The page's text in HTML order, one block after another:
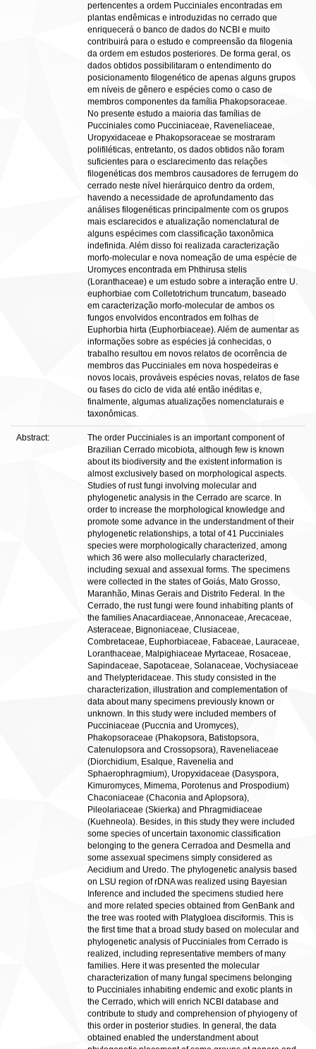
pertencentes a ordem Pucciniales encontradas em
plantas endêmicas e introduzidas no cerrado que
enriquecerá o banco de dados do NCBI e muito
contribuirá para o estudo e compreensão da filogenia
da ordem em estudos posteriores. De forma geral, os
dados obtidos possibilitaram o entendimento do
posicionamento filogenético de apenas alguns grupos
em níveis de gênero e espécies como o caso de
membros componentes da família Phakopsoraceae.
No presente estudo a maioria das famílias de
Pucciniales como Pucciniaceae, Raveneliaceae,
Uropyxidaceae e Phakopsoraceae se mostraram
polifiléticas, entretanto, os dados obtidos não foram
suficientes para o esclarecimento das relações
filogenéticas dos membros causadores de ferrugem do
cerrado neste nível hierárquico dentro da ordem,
havendo a necessidade de aprofundamento das
análises filogenéticas principalmente com os grupos
mais esclarecidos e atualização nomenclatural de
alguns espécimes com classificação taxonômica
indefinida. Além disso foi realizada caracterização
morfo-molecular e nova nomeação de uma espécie de
Uromyces encontrada em Phthirusa stelis
(Loranthaceae) e um estudo sobre a interação entre U.
euphorbiae com Colletotrichum truncatum, baseado
em caracterização morfo-molecular de ambos os
fungos envolvidos encontrados em folhas de
Euphorbia hirta (Euphorbiaceae). Além de aumentar as
informações sobre as espécies já conhecidas, o
trabalho resultou em novos relatos de ocorrência de
membros das Pucciniales em nova hospedeiras e
novos locais, prováveis espécies novas, relatos de fase
ou fases do ciclo de vida até então inéditas e,
finalmente, algumas atualizações nomenclaturais e
taxonômicas.
Abstract:
The order Pucciniales is an important component of
Brazilian Cerrado micobiota, although few is known
about its biodiversity and the existent information is
almost exclusively based on morphological aspects.
Studies of rust fungi involving molecular and
phylogenetic analysis in the Cerrado are scarce. In
order to increase the morphological knowledge and
promote some advance in the understandment of their
phylogenetic relationships, a total of 41 Pucciniales
species were morphologically characterized, among
which 36 were also mollecularly characterized,
including sexual and assexual forms. The specimens
were collected in the states of Goiás, Mato Grosso,
Maranhão, Minas Gerais and Distrito Federal. In the
Cerrado, the rust fungi were found inhabiting plants of
the families Anacardiaceae, Annonaceae, Arecaceae,
Asteraceae, Bignoniaceae, Clusiaceae,
Combretaceae, Euphorbiaceae, Fabaceae, Lauraceae,
Loranthaceae, Malpighiaceae Myrtaceae, Rosaceae,
Sapindaceae, Sapotaceae, Solanaceae, Vochysiaceae
and Thelypteridaceae. This study consisted in the
characterization, illustration and complementation of
data about many specimens previously known or
unknown. In this study were included members of
Pucciniaceae (Puccnia and Uromyces),
Phakopsoraceae (Phakopsora, Batistopsora,
Catenulopsora and Crossopsora), Raveneliaceae
(Diorchidium, Esalque, Ravenelia and
Sphaerophragmium), Uropyxidaceae (Dasyspora,
Kimuromyces, Mimema, Porotenus and Prospodium)
Chaconiaceae (Chaconia and Aplopsora),
Pileolariaceae (Skierka) and Phragmidiaceae
(Kuehneola). Besides, in this study they were included
some species of uncertain taxonomic classification
belonging to the genera Cerradoa and Desmella and
some assexual specimens simply considered as
Aecidium and Uredo. The phylogenetic analysis based
on LSU region of rDNA was realized using Bayesian
Inference and included the specimens studied here
and more related species obtained from GenBank and
the tree was rooted with Platygloea disciformis. This is
the first time that a broad study based on molecular and
phylogenetic analysis of Pucciniales from Cerrado is
realized, including representative members of many
families. Here it was presented the molecular
characterization of many fungal specimens belonging
to Pucciniales inhabiting endemic and exotic plants in
the Cerrado, which will enrich NCBI database and
contribute to study and comprehension of phyiogeny of
this order in posterior studies. In general, the data
obtained enabled the understandment about